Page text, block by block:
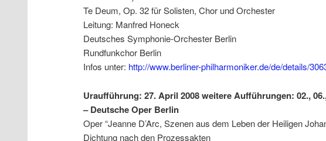
Te Deum, Op. 32 für Solisten, Chor und Orchester
Leitung: Manfred Honeck
Deutsches Symphonie-Orchester Berlin
Rundfunkchor Berlin
Infos unter: http://www.berliner-philharmoniker.de/de/details/
Uraufführung: 27. April 2008 weitere Aufführungen: 02.,
– Deutsche Oper Berlin
Oper “Jeanne D’Arc, Szenen aus dem Leben der Heiligen
Dichtung nach den Prozessakten